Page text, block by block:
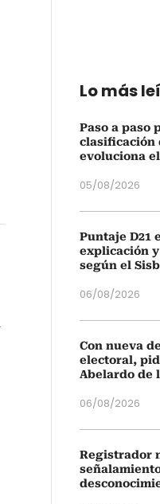
Lo más
Paso a paso
clasificación
evoluciona
05/08/2026
Puntaje D21
explicación
según el
06/08/2026
Con nueva
electoral,
Abelardo de
06/08/2026
Registrador